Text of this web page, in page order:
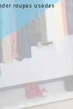
roupas usadas